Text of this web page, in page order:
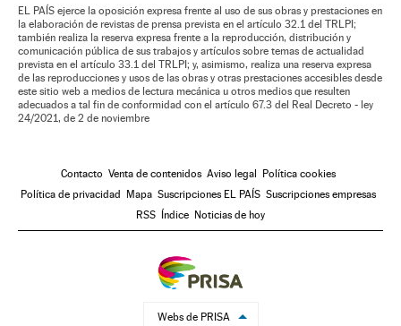
EL PAÍS ejerce la oposición expresa frente al uso de sus obras y prestaciones en
la elaboración de revistas de prensa prevista en el artículo 32.1 del TRLPI;
también realiza la reserva expresa frente a la reproducción, distribución y
comunicación pública de sus trabajos y artículos sobre temas de actualidad
prevista en el artículo 33.1 del TRLPI; y, asimismo, realiza una reserva expresa
de las reproducciones y usos de las obras y otras prestaciones accesibles desde
este sitio web a medios de lectura mecánica u otros medios que resulten
adecuados a tal fin de conformidad con el artículo 67.3 del Real Decreto - ley
24/2021, de 2 de noviembre
Contacto Venta de contenidos Aviso legal
Política cookies
Política de privacidad
Mapa Suscripciones EL PAÍS Suscripciones empresas
RSS
Índice Noticias de hoy
Webs de PRISA